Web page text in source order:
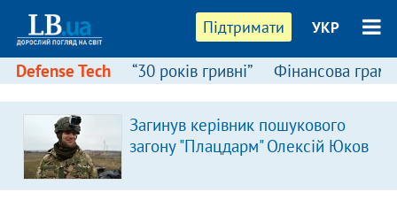
Підтримати УКР
Defense Tech “30 років гривні” Фінансова
Загинув керівник пошукового
загону "Плацдарм" Олексій Юков